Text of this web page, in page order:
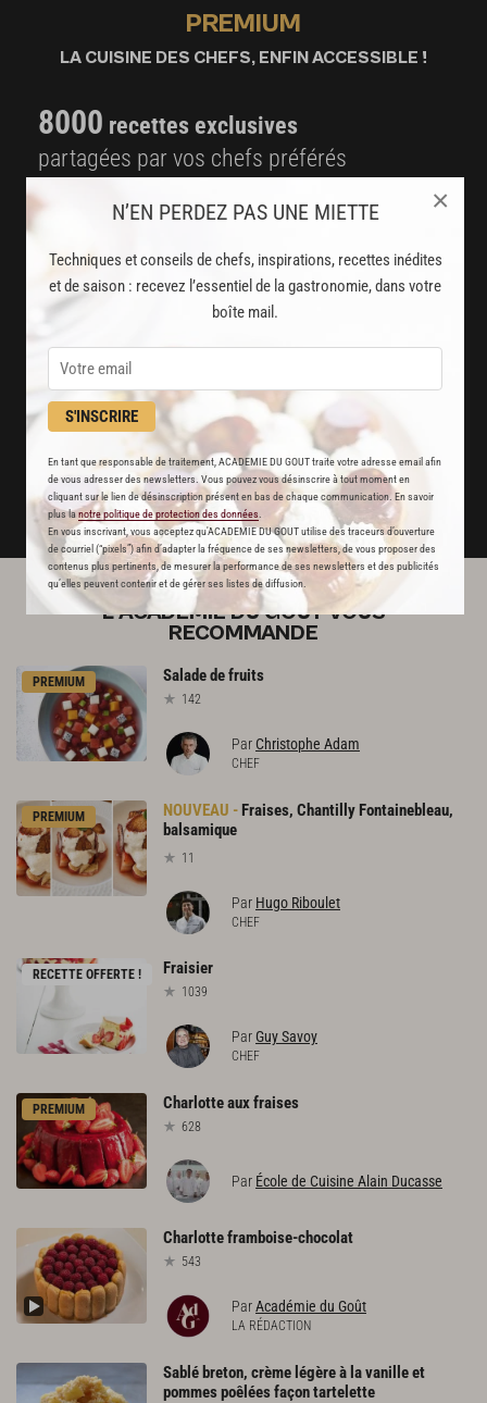
N’EN PERDEZ PAS UNE MIETTE
Techniques et conseils de chefs, inspirations, recettes inédites
et de saison : recevez l’essentiel de la gastronomie, dans votre
boîte mail.
S'INSCRIRE
En tant que responsable de traitement, ACADEMIE DU GOUT traite votre adresse email afin
de vous adresser des newsletters. Vous pouvez vous désinscrire à tout moment en
cliquant sur le lien de désinscription présent en bas de chaque communication. En savoir
plus lanotre politique de protection des données
En vous inscrivant, vous acceptez qu'ACADEMIE DU GOUT utilise des traceurs d’ouverture
de courriel (“pixels”) afin d’adapter la fréquence de ses newsletters, de vous proposer des
contenus plus pertinents, de mesurer la performance de ses newsletters et des publicités
qu’elles peuvent contenir et de gérer ses listes de diffusion.
×
PREMIUM
LA CUISINE DES CHEFS, ENFIN ACCESSIBLE !
8000 recettes exclusives
partagées par vos chefs préférés
2000
vidéos de recettes
Des nouveautés
disponibles chaque semaine
Stop pub
un service garanti sans publicité
JE M'ABONNE
DÉJÀ ABONNÉ(E) ? JE ME CONNECTE
L'ACADÉMIE DU GOÛT VOUS
RECOMMANDE
PREMIUM Saladedefruits
142
Par Christophe Adam
CHEF
PREMIUM
Fraises, Chantilly Fontainebleau,
balsamique
11
Par Hugo Riboulet
CHEF
RECETTE OFFERTE ! Fraisier
1039
ParGuy Savoy
CHEF
PREMIUM Charlotteauxfraises
628
Par École de Cuisine Alain Ducasse
Charlotteframboise-chocolat
543
ParAcadémie du Goût
LA RÉDACTION
Sablé breton, crème légère à la vanille et
pommes poêlées façon tartelette